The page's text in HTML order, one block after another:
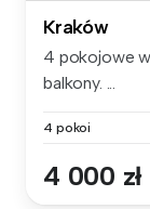
Kraków
4 pokojowe
balkony. ...
4 pokoi
4 000 zł